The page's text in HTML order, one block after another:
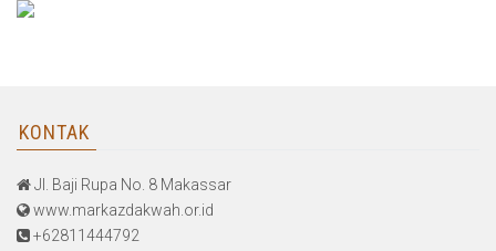
KONTAK
Jl. Baji Rupa No. 8 Makassar
www.markazdakwah.or.id
+62811444792